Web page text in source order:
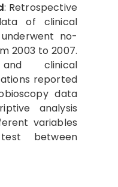
: Retrospective
of clinical
no-
2003 to 2007.
and clinical
reported
data
analysis
variables
between